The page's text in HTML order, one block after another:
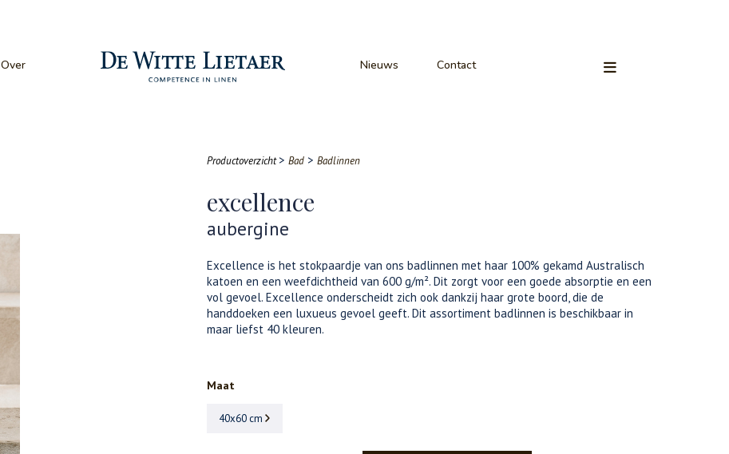
Over Nieuws Contact
Productoverzicht > Bad > Badlinnen
excellence
aubergine
Excellence is het stokpaardje van ons badlinnen met haar 100% gekamd Australisch
katoen en een weefdichtheid van 600 g/m². Dit zorgt voor een goede absorptie en een
vol gevoel. Excellence onderscheidt zich ook dankzij haar grote boord, die de
handdoeken een luxueus gevoel geeft. Dit assortiment badlinnen is beschikbaar in
maar liefst 40 kleuren.
Maat
40x60 cm